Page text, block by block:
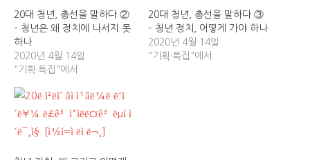
20대 청년, 총선을 말하다 ②
– 청년은 왜 정치에 나서지 못
하나
2020년 4월 14일
"기획·특집"에서
20대 청년, 총선을 말하다 ③
– 청년 정치, 어떻게 가야 하나
2020년 4월 14일
"기획·특집"에서